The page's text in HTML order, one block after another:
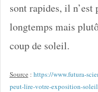
sont rapides, il n’est
longtemps mais
coup de soleil.
Source : https://www.futura-
peut-lire-votre-exposition-